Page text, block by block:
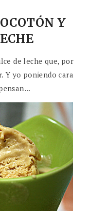
Y
de leche que, por
Y yo poniendo cara